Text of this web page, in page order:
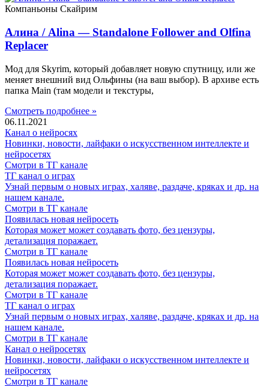
Компаньоны Скайрим
Алина / Alina — Standalone Follower and Olfina
Replacer
Мод для Skyrim, который добавляет новую спутницу, или же
меняет внешний вид Ольфины (на ваш выбор). В архиве есть
папка Main (там модели и текстуры,
Смотреть подробнее »
06.11.2021
Канал о нейросях
Новинки, новости, лайфаки о искусственном интеллекте и
нейросетях
Смотри в ТГ канале
ТГ канал о играх
Узнай первым о новых играх, халяве, раздаче, кряках и др. на
нашем канале.
Смотри в ТГ канале
Появилась новая нейросеть
Которая может может создавать фото, без цензуры,
детализация поражает.
Смотри в ТГ канале
Появилась новая нейросеть
Которая может может создавать фото, без цензуры,
детализация поражает.
Смотри в ТГ канале
ТГ канал о играх
Узнай первым о новых играх, халяве, раздаче, кряках и др. на
нашем канале.
Смотри в ТГ канале
Канал о нейросетях
Новинки, новости, лайфаки о искусственном интеллекте и
нейросетях
Смотри в ТГ канале